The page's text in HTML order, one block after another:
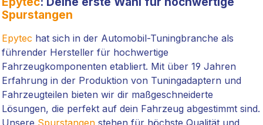
Spurstangen
Epytec hat sich in der Automobil-Tuningbranche als
führender Hersteller für hochwertige
Fahrzeugkomponenten etabliert. Mit über 19 Jahren
Erfahrung in der Produktion von Tuningadaptern und
Fahrzeugteilen bieten wir dir maßgeschneiderte
Lösungen, die perfekt auf dein Fahrzeug abgestimmt sind.